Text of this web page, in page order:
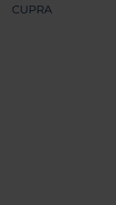
CUPRA